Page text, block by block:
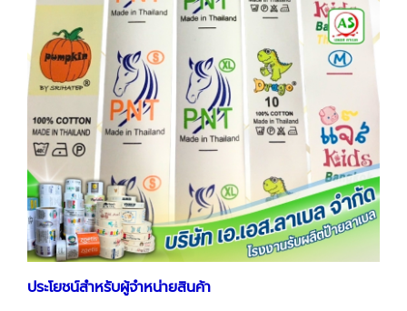
ประโยชน์สำหรับผู้จำหน่ายสินค้า